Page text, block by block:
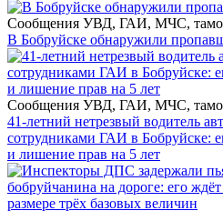
Сообщения УВД, ГАИ, МЧС,
В Бобруйске обнаружили
Сообщения УВД, ГАИ, МЧС,
41-летний нетрезвый водитель
сотрудниками ГАИ в Бобруйске:
и лишение прав на 5 лет